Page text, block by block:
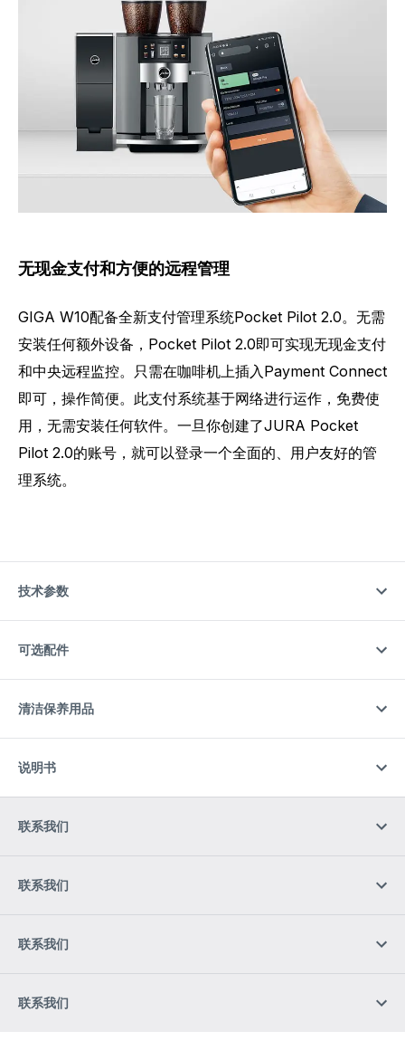
无现金支付和方便的远程管理
GIGA W10配备全新支付管理系统Pocket Pilot 2.0。无需
安装任何额外设备，Pocket Pilot 2.0即可实现无现金支付
和中央远程监控。只需在咖啡机上插入Payment Connect
即可，操作简便。此支付系统基于网络进行运作，免费使
用，无需安装任何软件。一旦你创建了JURA Pocket
Pilot 2.0的账号，就可以登录一个全面的、用户友好的管
理系统。
技术参数
可选配件
清洁保养用品
说明书
联系我们
联系我们
联系我们
联系我们